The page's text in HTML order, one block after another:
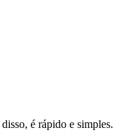
é rápido e simples.